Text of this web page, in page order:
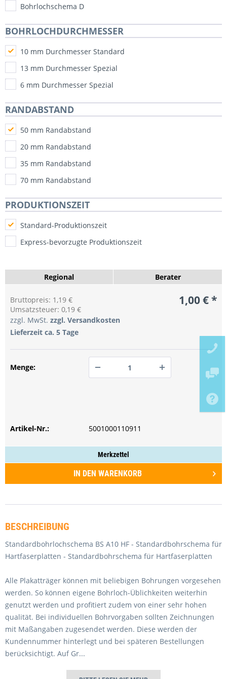
Bohrlochschema D
BOHRLOCHDURCHMESSER
10 mm Durchmesser Standard
13 mm Durchmesser Spezial
6 mm Durchmesser Spezial
RANDABSTAND
50 mm Randabstand
20 mm Randabstand
35 mm Randabstand
70 mm Randabstand
PRODUKTIONSZEIT
Standard-Produktionszeit
Express-bevorzugte Produktionszeit
Regional Berater
1,00 € *
Bruttopreis: 1,19 €
Umsatzsteuer: 0,19 €
zzgl. MwSt. zzgl. Versandkosten
Lieferzeit ca. 5 Tage
Menge:
IN DEN WARENKORB
PREIS ANFRAGEN
Merkzettel
Artikel-Nr.: 5001000110911
BESCHREIBUNG
Standardbohrlochschema BS A10 HF - Standardbohrschema für
Hartfaserplatten - Standardbohrschema für Hartfaserplatten
Alle Plakatträger können mit beliebigen Bohrungen vorgesehen
werden. So können eigene Bohrloch-Üblichkeiten weiterhin
genutzt werden und profitiert zudem von einer sehr hohen
qualität. Bei individuellen Bohrvorgaben sollten Zeichnungen
mit Maßangaben zugesendet werden. Diese werden der
Kundennummer hinterlegt und bei späteren Bestellungen
berücksichtigt. Auf Gr...